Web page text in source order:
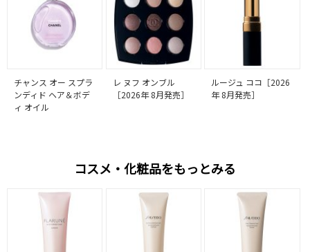
チャンス オー スプラ
ンディド ヘア＆ボデ
ィ オイル
レ ヌフ オンブル
［2026年 8月発売］
ルージュ ココ［2026
年 8月発売］
コスメ・化粧品をもっとみる